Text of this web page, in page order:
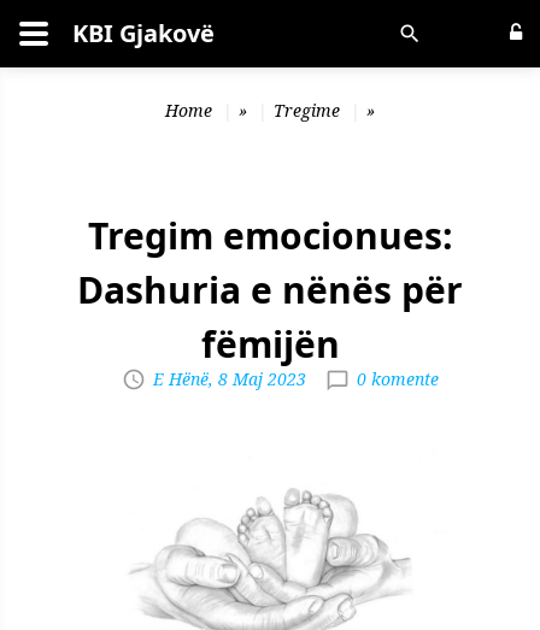
Kërko KBI Gjakovë
Home » Tregime »
Tregim emocionues:
Dashuria e nënës për
fëmijën
E Hënë, 8 Maj 2023 0 komente